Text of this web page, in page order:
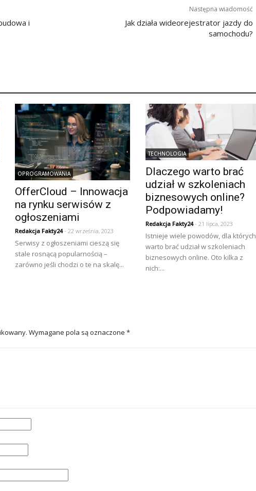
i
Następna wiadomość
Jak działa wideorejestrator jazdy do
samochodu?
OPROGRAMOWANIA
OfferCloud – Innowacja
na rynku serwisów z
ogłoszeniami
Redakcja Fakty24- 22 września, 2023
Serwisy z ogłoszeniami cieszą się
stale rosnącą popularnością –
zarówno jeśli chodzi o te na skalę...
TECHNOLOGIA
Dlaczego warto brać
udział w szkoleniach
biznesowych online?
Podpowiadamy!
Redakcja Fakty24- 21 lipca, 2023
Istnieje wiele powodów, dla których
warto brać udział w szkoleniach
biznesowych online. Oto kilka z
nich:...
Wymagane pola są oznaczone *